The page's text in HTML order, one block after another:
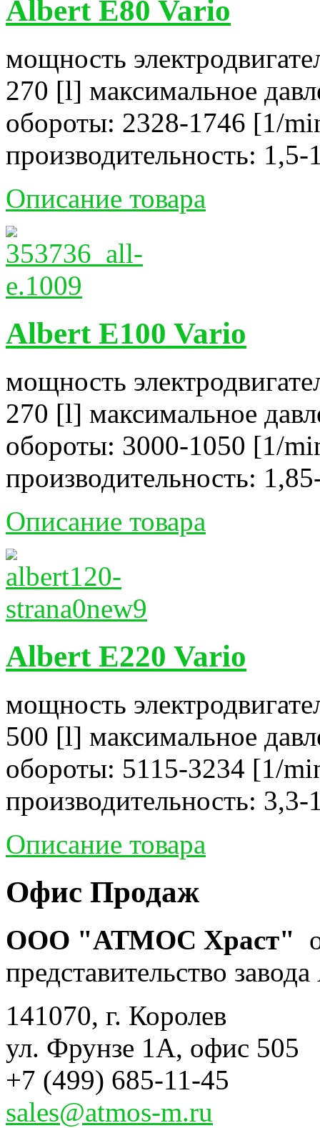
Albert E80 Vario
мощность
270 [l] максимальное
обороты: 2328-1746 [1/
производительность:
Описание товара
Albert E100 Vario
мощность
270 [l] максимальное
обороты: 3000-1050 [1/
производительность:
Описание товара
Albert E220 Vario
мощность
500 [l] максимальное
обороты: 5115-3234 [1/
производительность:
Описание товара
Офис Продаж
ООО "АТМОС Храст"
представительство
141070, г. Королев
ул. Фрунзе 1А, офис 505
+7 (499) 685-11-45
sales@atmos-m.ru